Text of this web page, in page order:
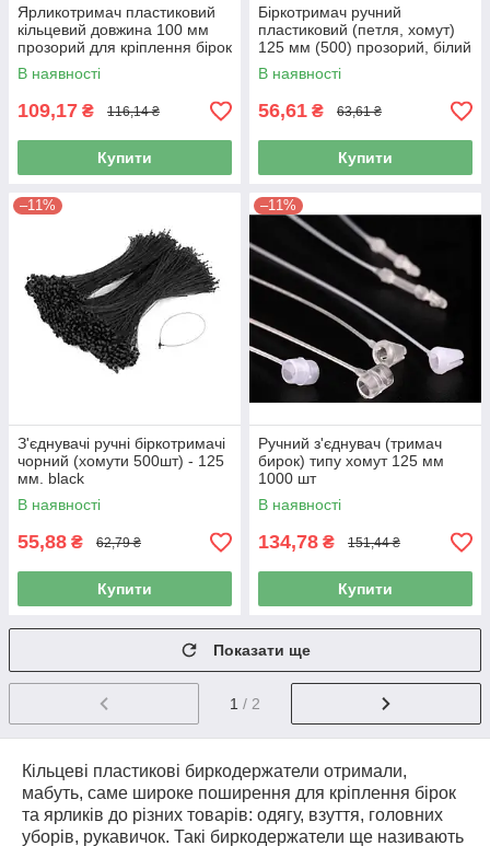
Ярликотримач пластиковий
кільцевий довжина 100 мм
прозорий для кріплення бірок
та ярликів вручну 1000 штук
В наявності
109,17 ₴ 116,14 ₴
Купити
Біркотримач ручний
пластиковий (петля, хомут)
125 мм (500) прозорий, білий
В наявності
56,61 ₴ 63,61 ₴
Купити
–11%
З'єднувачі ручні біркотримачі
чорний (хомути 500шт) - 125
мм. black
В наявності
55,88 ₴ 62,79 ₴
Купити
–11%
Ручний з'єднувач (тримач
бирок) типу хомут 125 мм
1000 шт
В наявності
134,78 ₴ 151,44 ₴
Купити
Показати ще
1 / 2
Кільцеві пластикові биркодержатели отримали,
мабуть, саме широке поширення для кріплення бірок
та ярликів до різних товарів: одягу, взуття, головних
уборів, рукавичок. Такі биркодержатели ще називають